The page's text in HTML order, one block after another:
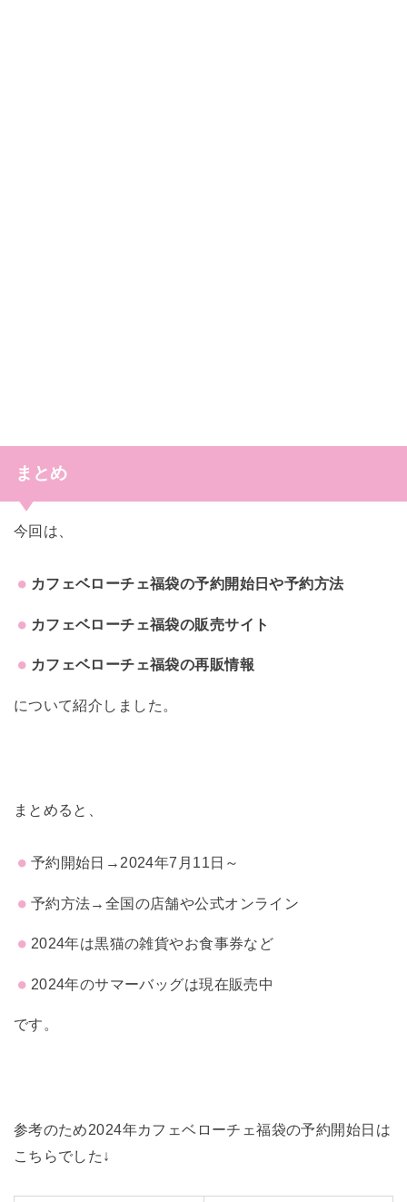
まとめ
今回は、
カフェベローチェ福袋の予約開始日や予約方法
カフェベローチェ福袋の販売サイト
カフェベローチェ福袋の再販情報
について紹介しました。
まとめると、
予約開始日→2024年7月11日～
予約方法→全国の店舗や公式オンライン
2024年は黒猫の雑貨やお食事券など
2024年のサマーバッグは現在販売中
です。
参考のため2024年カフェベローチェ福袋の予約開始日は
こちらでした↓